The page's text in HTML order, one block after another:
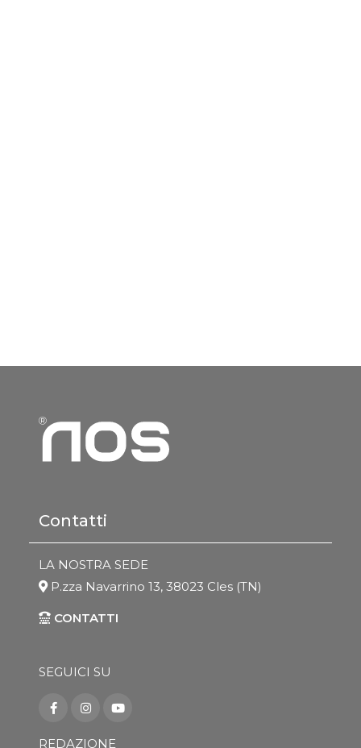
Contatti
LA NOSTRA SEDE
P.zza Navarrino 13, 38023 Cles (TN)
CONTATTI
SEGUICI SU
REDAZIONE